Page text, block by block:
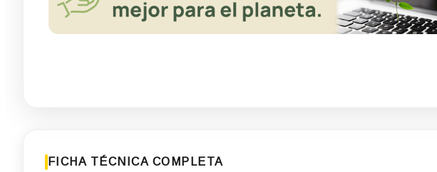
FICHA TÉCNICA COMPLETA